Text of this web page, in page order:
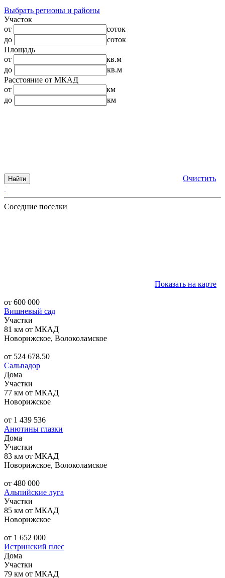
Выбрать регионы и районы
Участок
от
соток
до
соток
Площадь
от
кв.м
до
кв.м
Расстояние от МКАД
от
км
до
км
Найти Очистить
Соседние поселки
Показать на карте
от 600 000
Вишневый сад
Участки
81 км от МКАД
Новорижское, Волоколамское
от 524 678.50
Сальвадор
Дома
Участки
77 км от МКАД
Новорижское
от 1 439 536
Анютины глазки
Дома
Участки
83 км от МКАД
Новорижское, Волоколамское
от 480 000
Альпийские луга
Участки
85 км от МКАД
Новорижское
от 1 652 000
Истринский плес
Дома
Участки
79 км от МКАД